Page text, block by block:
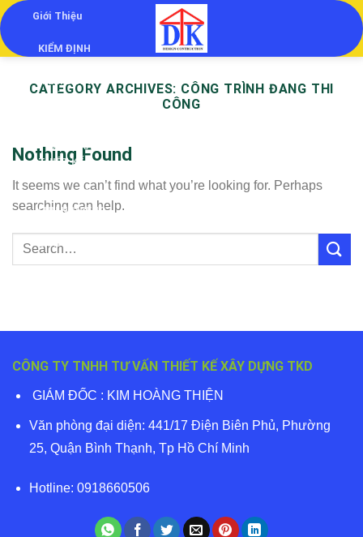
Skip
to
content
Giới Thiệu
KIỂM ĐỊNH
KIỂM ĐỊNH
CHẤT LƯỢNG
THẨM TRA
THIẾT KẾ
LÚN NGHIÊNG
Liên Hệ
CATEGORY ARCHIVES: CÔNG TRÌNH ĐANG THI
CÔNG
Nothing Found
It seems we can’t find what you’re looking for. Perhaps
searching can help.
CÔNG TY TNHH TƯ VẤN THIẾT KẾ XÂY DỰNG TKD
GIÁM ĐỐC : KIM HOÀNG THIỆN
Văn phòng đại diện: 441/17 Điện Biên Phủ, Phường
25, Quận Bình Thạnh, Tp Hồ Chí Minh
Hotline: 0918660506